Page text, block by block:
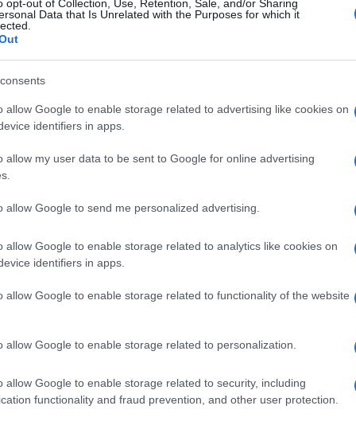
opt-out of Collection, Use, Retention, Sale, and/or Sharing
Data that Is Unrelated with the Purposes for which it
allow Google to enable storage related to advertising like cookies on
identifiers in apps.
allow my user data to be sent to Google for online advertising
allow Google to send me personalized advertising.
allow Google to enable storage related to analytics like cookies on
identifiers in apps.
allow Google to enable storage related to functionality of the website
allow Google to enable storage related to personalization.
allow Google to enable storage related to security, including
functionality and fraud prevention, and other user protection.
pagar servicios utilizando esta criptomoneda,
basado en el Bitcoin
atrayendo la atención internacional antes de la
de El Salvador aprobó la
Esta legislación estableció el
Posteriormente, el 30 de agosto de 2026, se aprobó
oficialmente en el primer estado soberano en
El presidente